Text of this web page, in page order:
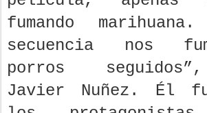
película, apenas
fumando
secuencia nos
porros
Javier Nuñez. Él